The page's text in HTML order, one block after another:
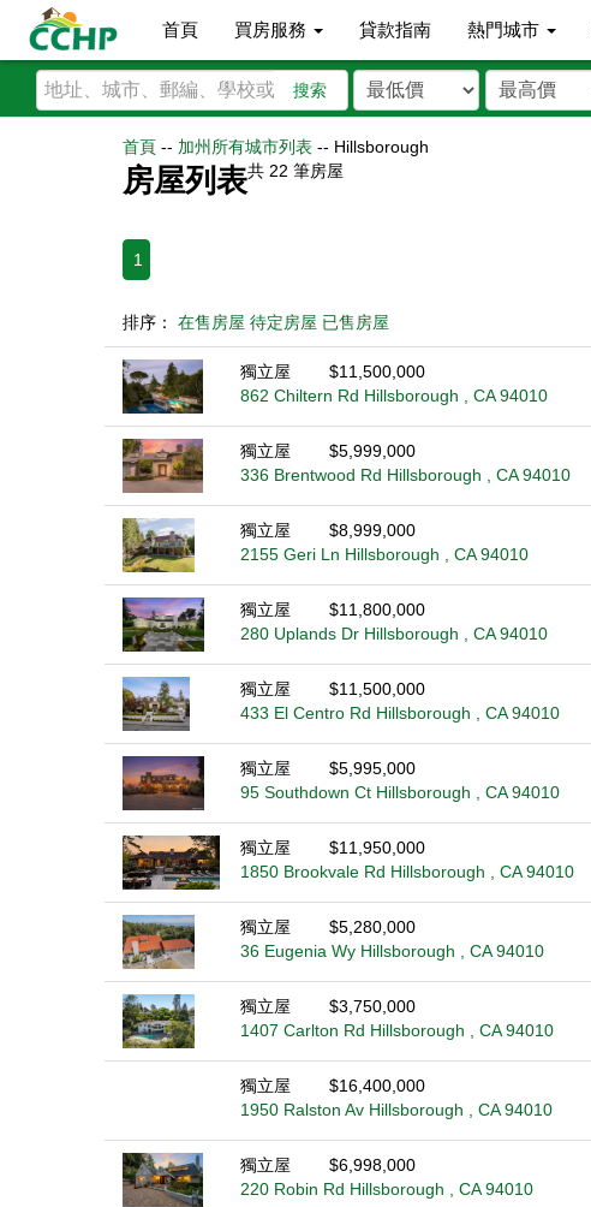
首頁 買房服務 貸款指南 熱門城市
搜索
首頁 -- 加州所有城市列表 -- Hillsborough
房屋列表共 22 筆房屋
1
排序： 在售房屋 待定房屋 已售房屋
獨立屋
$11,500,000
862 Chiltern Rd Hillsborough , CA 94010
獨立屋
$5,999,000
336 Brentwood Rd Hillsborough , CA 94010
獨立屋
$8,999,000
2155 Geri Ln Hillsborough , CA 94010
獨立屋
$11,800,000
280 Uplands Dr Hillsborough , CA 94010
獨立屋
$11,500,000
433 El Centro Rd Hillsborough , CA 94010
獨立屋
$5,995,000
95 Southdown Ct Hillsborough , CA 94010
獨立屋
$11,950,000
1850 Brookvale Rd Hillsborough , CA 94010
獨立屋
$5,280,000
36 Eugenia Wy Hillsborough , CA 94010
獨立屋
$3,750,000
1407 Carlton Rd Hillsborough , CA 94010
獨立屋
$16,400,000
1950 Ralston Av Hillsborough , CA 94010
獨立屋
$6,998,000
220 Robin Rd Hillsborough , CA 94010